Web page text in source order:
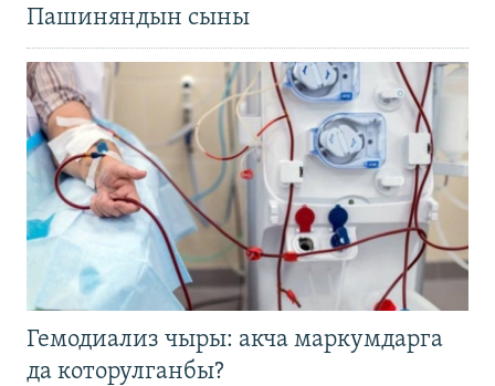
Пашиняндын сыны
Гемодиализ чыры: акча маркумдарга
да которулганбы?